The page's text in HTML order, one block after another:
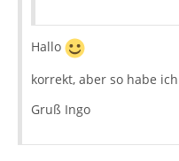
Hallo
korrekt, aber so habe
Gruß Ingo